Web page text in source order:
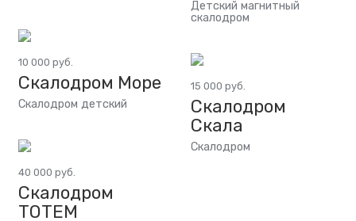
Детский магнитный
скалодром
10 000 руб.
Скалодром Море
Скалодром детский
15 000 руб.
Скалодром
Скала
Скалодром
40 000 руб.
Скалодром
ТОТЕМ